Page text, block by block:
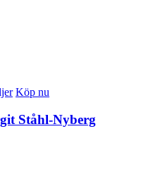
Köp nu
Ståhl-Nyberg